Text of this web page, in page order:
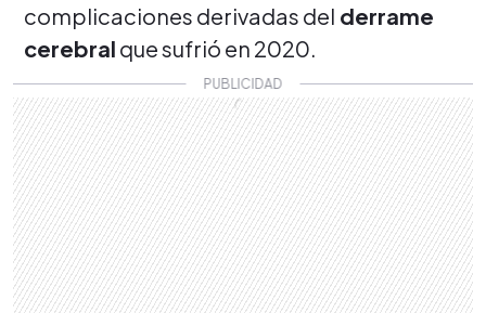
complicaciones derivadas del derrame
cerebral que sufrió en 2020.